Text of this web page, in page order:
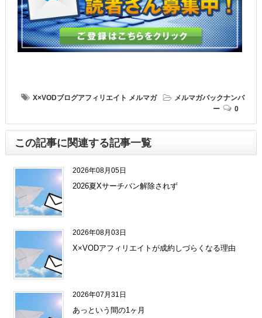
X×VODブログアフィリエイト メルマガ
メルマガバックナンバ
ー
0
この記事に関連する記事一覧
2026年08月05日
2026夏Xサーチバン解除されず
2026年08月03日
X×VODアフィリエイトが成約しづらくなる理由
2026年07月31日
あっという間の1ヶ月